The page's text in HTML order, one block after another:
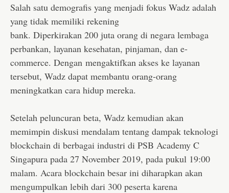
Salah satu demografis yang menjadi fokus Wadz adalah
yang tidak memiliki rekening
bank. Diperkirakan 200 juta orang di negara lembaga
perbankan, layanan kesehatan, pinjaman, dan e-
commerce. Dengan mengaktifkan akses ke layanan
tersebut, Wadz dapat membantu orang-orang
meningkatkan cara hidup mereka.
Setelah peluncuran beta, Wadz kemudian akan
memimpin diskusi mendalam tentang dampak teknologi
blockchain di berbagai industri di PSB Academy C
Singapura pada 27 November 2019, pada pukul 19:00
malam. Acara blockchain besar ini diharapkan akan
mengumpulkan lebih dari 300 peserta karena